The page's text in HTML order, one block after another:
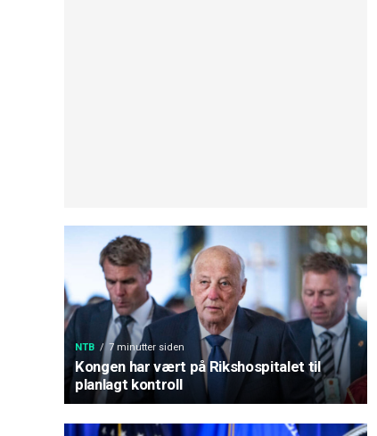
NTB 7 minutter siden
Kongen har vært på Rikshospitalet til
planlagt kontroll